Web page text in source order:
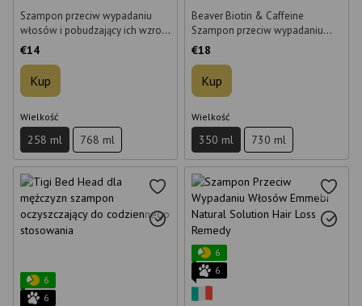
Szampon przeciw wypadaniu
włosów i pobudzający ich wzrost
Beaver Hydro Scalp Energizing
€14
Kup
Wielkość
258 ml 768 ml
Beaver Biotin & Caffeine
Szampon przeciw wypadaniu
włosów 350 ml
€18
Kup
Wielkość
350 ml 730 ml
6
6
6
6